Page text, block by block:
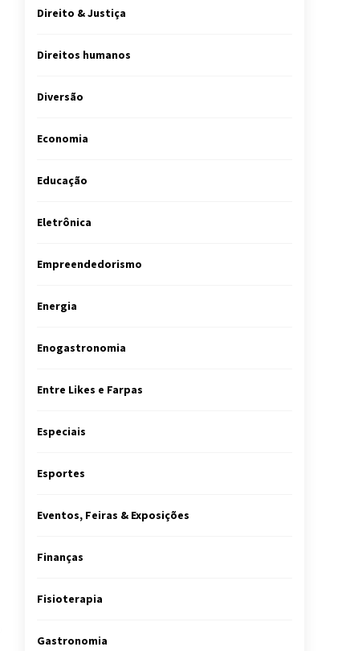
Direito & Justiça
Direitos humanos
Diversão
Economia
Educação
Eletrônica
Empreendedorismo
Energia
Enogastronomia
Entre Likes e Farpas
Especiais
Esportes
Eventos, Feiras & Exposições
Finanças
Fisioterapia
Gastronomia